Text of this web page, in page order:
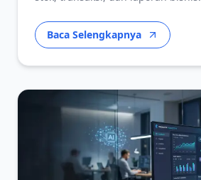
Baca Selengkapnya